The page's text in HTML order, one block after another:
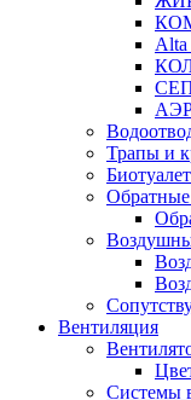
Трапы и
Обратные
Вентиляция
Системы